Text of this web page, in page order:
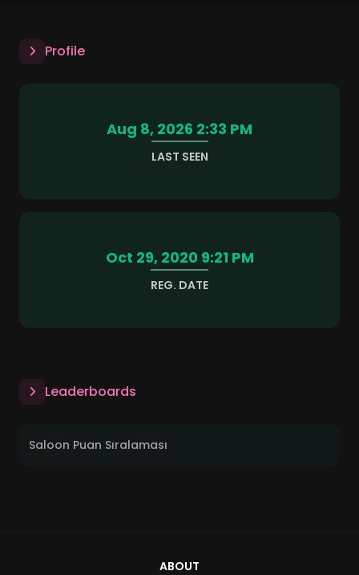
Profile
Aug 8, 2026 2:33 PM
LAST SEEN
Oct 29, 2020 9:21 PM
REG. DATE
Leaderboards
Saloon Puan Sıralaması
ABOUT